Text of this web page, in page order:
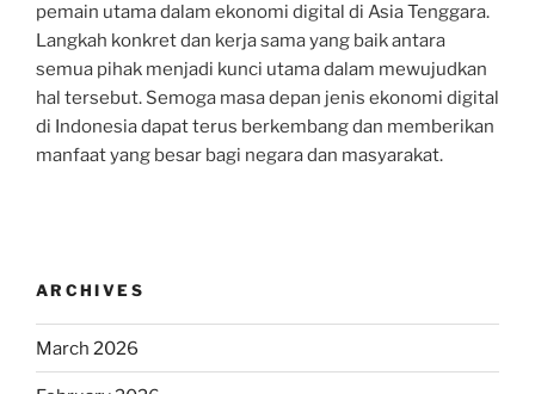
pemain utama dalam ekonomi digital di Asia Tenggara.
Langkah konkret dan kerja sama yang baik antara
semua pihak menjadi kunci utama dalam mewujudkan
hal tersebut. Semoga masa depan jenis ekonomi digital
di Indonesia dapat terus berkembang dan memberikan
manfaat yang besar bagi negara dan masyarakat.
ARCHIVES
March 2026